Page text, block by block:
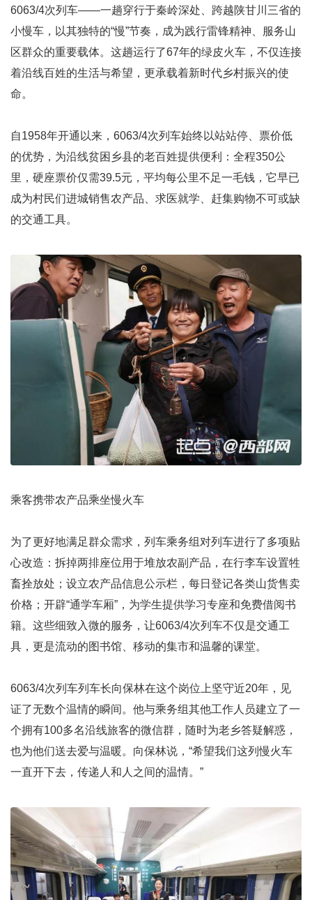
6063/4次列车——一趟穿行于秦岭深处、跨越陕甘川三省的
小慢车，以其独特的“慢”节奏，成为践行雷锋精神、服务山
区群众的重要载体。这趟运行了67年的绿皮火车，不仅连接
着沿线百姓的生活与希望，更承载着新时代乡村振兴的使
命。
自1958年开通以来，6063/4次列车始终以站站停、票价低
的优势，为沿线贫困乡县的老百姓提供便利：全程350公
里，硬座票价仅需39.5元，平均每公里不足一毛钱，它早已
成为村民们进城销售农产品、求医就学、赶集购物不可或缺
的交通工具。
乘客携带农产品乘坐慢火车
为了更好地满足群众需求，列车乘务组对列车进行了多项贴
心改造：拆掉两排座位用于堆放农副产品，在行李车设置牲
畜拴放处；设立农产品信息公示栏，每日登记各类山货售卖
价格；开辟“通学车厢”，为学生提供学习专座和免费借阅书
籍。这些细致入微的服务，让6063/4次列车不仅是交通工
具，更是流动的图书馆、移动的集市和温馨的课堂。
6063/4次列车列车长向保林在这个岗位上坚守近20年，见
证了无数个温情的瞬间。他与乘务组其他工作人员建立了一
个拥有100多名沿线旅客的微信群，随时为老乡答疑解惑，
也为他们送去爱与温暖。向保林说，“希望我们这列慢火车
一直开下去，传递人和人之间的温情。”